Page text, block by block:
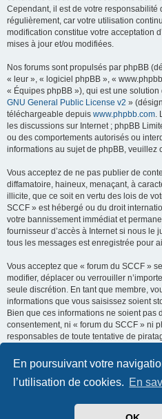
En poursuivant votre
l’utilisation de cookies. En
Cependant, il est de votre responsabilité
régulièrement, car votre utilisation
modification constitue votre acceptation
mises à jour et/ou modifiées.
Nos forums sont propulsés par phpBB
« leur », « logiciel phpBB », «
« Équipes phpBB »), qui est une
GNU General Public License v2 »
téléchargeable depuis www.phpbb.com.
les discussions sur Internet ; phpBB
ou des comportements autorisés ou
informations au sujet de phpBB, veuillez
Vous acceptez de ne pas publier de
diffamatoire, haineux, menaçant, à
illicite, que ce soit en vertu des lois de
SCCF » est hébergé ou du droit
votre bannissement immédiat et
fournisseur d’accès à Internet si nous le
tous les messages est enregistrée pour
Vous acceptez que « forum du SCCF »
modifier, déplacer ou verrouiller
seule discrétion. En tant que membre,
informations que vous saisissez soient
Bien que ces informations ne soient pas
consentement, ni « forum du SCCF » ni
responsables de toute tentative de
Index du forum
Développé parphpBB® Forum
Traduit par